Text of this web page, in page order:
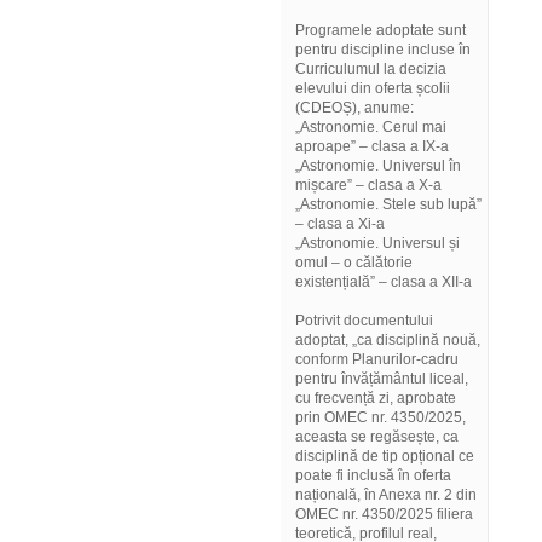
Programele adoptate sunt
pentru discipline incluse în
Curriculumul la decizia
elevului din oferta școlii
(CDEOȘ), anume:
„Astronomie. Cerul mai
aproape” – clasa a IX-a
„Astronomie. Universul în
mișcare” – clasa a X-a
„Astronomie. Stele sub lupă”
– clasa a Xi-a
„Astronomie. Universul și
omul – o călătorie
existențială” – clasa a XII-a
Potrivit documentului
adoptat, „ca disciplină nouă,
conform Planurilor-cadru
pentru învățământul liceal,
cu frecvență zi, aprobate
prin OMEC nr. 4350/2025,
aceasta se regăsește, ca
disciplină de tip opțional ce
poate fi inclusă în oferta
națională, în Anexa nr. 2 din
OMEC nr. 4350/2025 filiera
teoretică, profilul real,